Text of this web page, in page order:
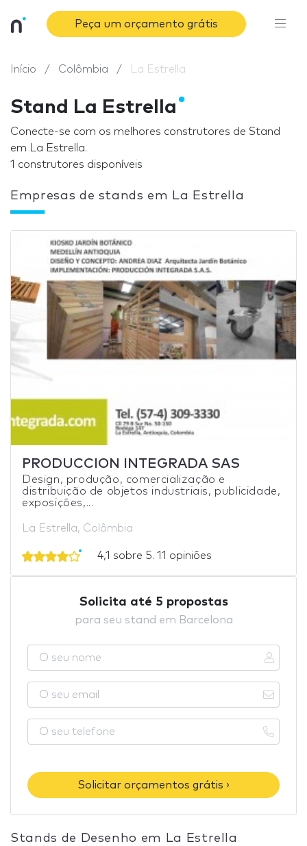
Peça um orçamento grátis
Início Colômbia La Estrella
Stand La Estrella
Conecte-se com os melhores construtores de Stand
em La Estrella.
1 construtores disponíveis
Empresas de stands em La Estrella
PRODUCCION INTEGRADA SAS
Design, produção, comercialização e
distribuição de objetos industriais, publicidade,
exposições,...
La Estrella, Colômbia
4,1 sobre 5. 11 opiniões
Solicita até 5 propostas
para seu stand em Barcelona
Solicitar orçamentos grátis ›
Stands de Desenho em La Estrella